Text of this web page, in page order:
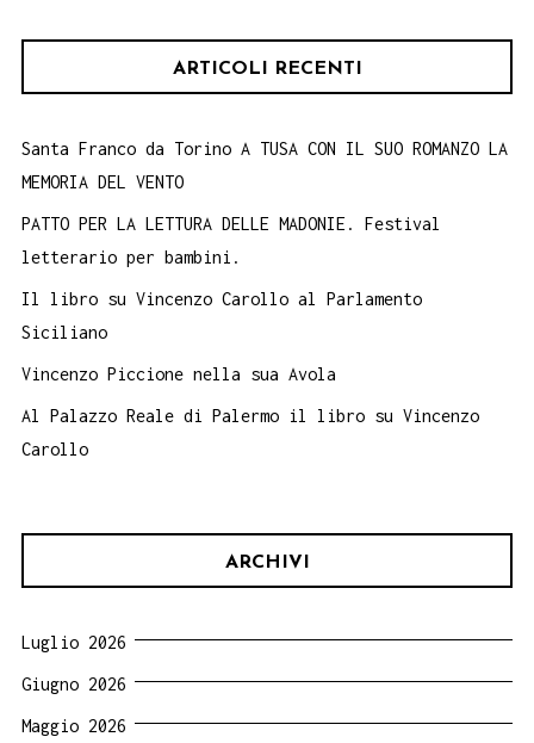
ARTICOLI RECENTI
Santa Franco da Torino A TUSA CON IL SUO ROMANZO LA
MEMORIA DEL VENTO
PATTO PER LA LETTURA DELLE MADONIE. Festival
letterario per bambini.
Il libro su Vincenzo Carollo al Parlamento
Siciliano
Vincenzo Piccione nella sua Avola
Al Palazzo Reale di Palermo il libro su Vincenzo
Carollo
ARCHIVI
Luglio 2026
Giugno 2026
Maggio 2026